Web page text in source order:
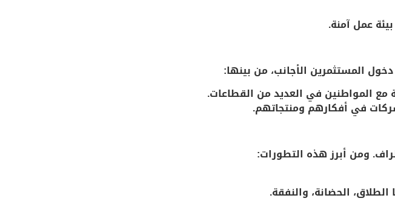
عمل آمنة.
المستثمرين الأجانب، من بينها:
مع المواطنين في العديد من القطاعات.
في أفكارهم ومنتجاتهم.
ومن أبرز هذه التطورات:
الحضانة، والنفقة.